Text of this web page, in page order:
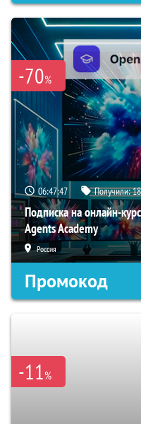
-70%
06:47:46 Получили:18
Подписка на онлайн-
Agents Academy
Россия
Промокод
-11%